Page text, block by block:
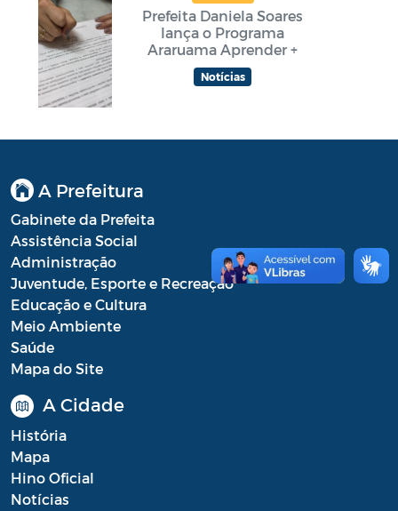
Prefeita Daniela Soares
lança o Programa
Araruama Aprender +
Notícias
A Prefeitura
Gabinete da Prefeita
Assistência Social
Administração
Juventude, Esporte e Recreação
Educação e Cultura
Meio Ambiente
Saúde
Mapa do Site
A Cidade
História
Mapa
Hino Oficial
Notícias